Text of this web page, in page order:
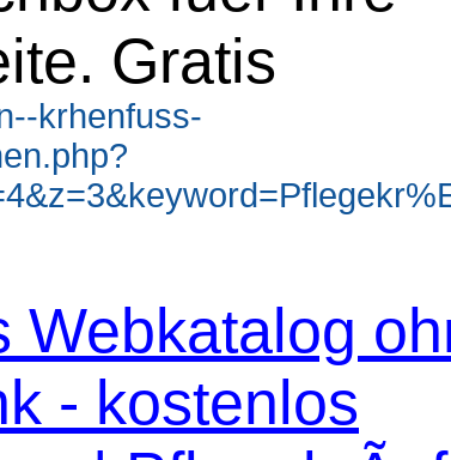
Gratis
krhenfuss-
Webkatalog
- kostenlos